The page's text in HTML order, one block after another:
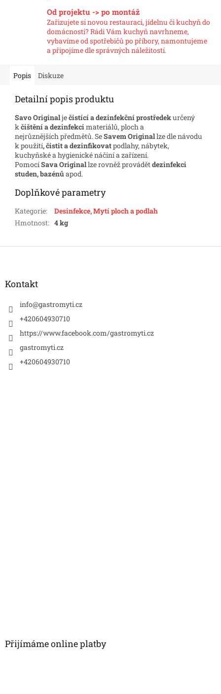
Od projektu -> po montáž
Zařizujete si novou restauraci, jídelnu či kuchyň do
domácnosti? Rádi Vám kuchyň navrhneme,
vybavíme od spotřebičů po příbory, namontujeme
a připojíme dle správných náležitostí.
Popis Diskuze
Detailní popis produktu
Savo Originalječistící a dezinfekční prostředekurčený
kčištění a dezinfekcimateriálů, ploch a
nejrůznějších předmětů. SeSavem Originallze dle návodu
k použití, čistit a dezinfikovatpodlahy, nábytek,
kuchyňské a hygienické náčiní a zařízení.
PomocíSava Originallze rovněž provádětdezinfekci
studen, bazénůapod.
Doplňkové parametry
Kategorie:
Desinfekce, Mytí ploch a podlah
Hmotnost: 4 kg
Z
Kontakt
info@gastromyti.cz
+420604930710
https://www.facebook.com/gastromyti.cz
gastromyti.cz
+420604930710
Přijímáme online platby